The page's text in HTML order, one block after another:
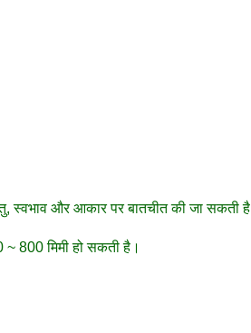
स्वभाव और आकार पर बातचीत की जा सकती है
800 मिमी हो सकती है।